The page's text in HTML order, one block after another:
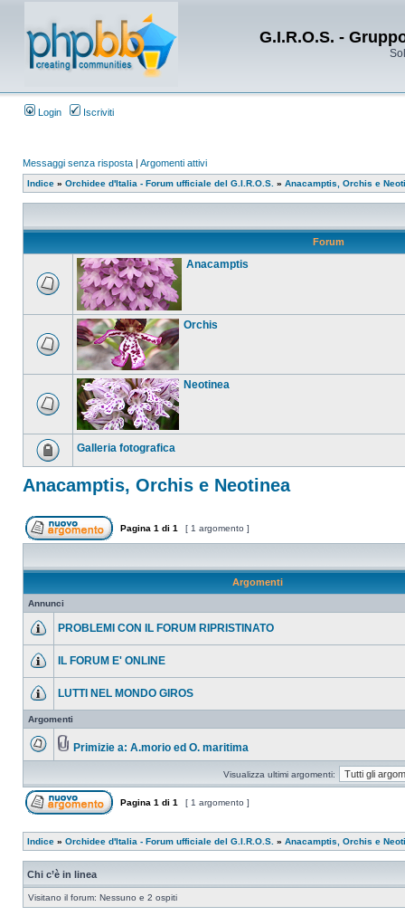
G.I.R.O.S. -
Login Iscriviti
Messaggi senza risposta | Argomenti attivi
Indice » Orchidee d'Italia - Forum ufficiale del G.I.R.O.S. » Anacamptis, Orchis e
Forum
Anacamptis
Orchis
Neotinea
Galleria fotografica
Anacamptis, Orchis e Neotinea
Pagina 1 di 1 [ 1 argomento ]
Argomenti
Annunci
PROBLEMI CON IL FORUM RIPRISTINATO
IL FORUM E' ONLINE
LUTTI NEL MONDO GIROS
Argomenti
Primizie a: A.morio ed O. maritima
Visualizza ultimi argomenti:
Pagina 1 di 1 [ 1 argomento ]
Indice » Orchidee d'Italia - Forum ufficiale del G.I.R.O.S. » Anacamptis, Orchis e
Chi c’è in linea
Visitano il forum: Nessuno e 2 ospiti